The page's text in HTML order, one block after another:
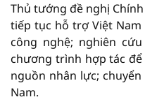
Thủ tướng đề nghị
tiếp tục hỗ trợ Việt
công nghệ; nghiên
chương trình hợp tác
nguồn nhân lực;
Nam.